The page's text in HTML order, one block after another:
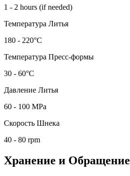
1 - 2 hours (if needed)
Температура Литья
180 - 220°C
Температура Пресс-формы
30 - 60°C
Давление Литья
60 - 100 MPa
Скорость Шнека
40 - 80 rpm
Хранение и Обращение